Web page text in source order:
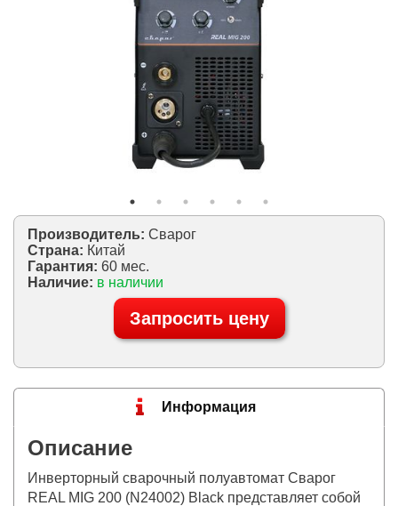
Производитель: Сварог
Страна: Китай
Гарантия: 60 мес.
Наличие: в наличии
Запросить цену
Информация
Описание
Инверторный сварочный полуавтомат Сварог
REAL MIG 200 (N24002) Black представляет собой